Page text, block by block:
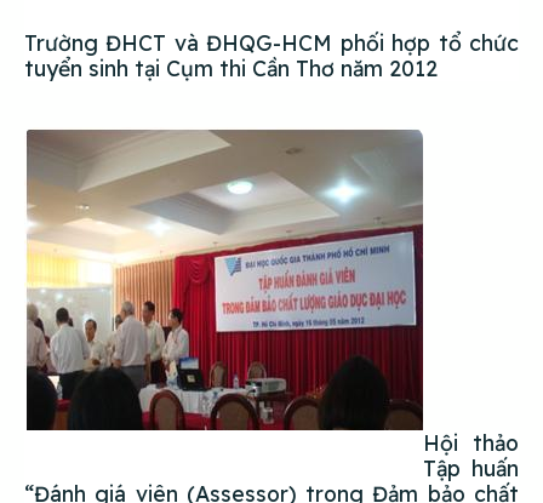
Trường ĐHCT và ĐHQG-HCM phối hợp tổ chức
tuyển sinh tại Cụm thi Cần Thơ năm 2012
Hội thảo
Tập huấn
“Đánh giá viên (Assessor) trong Đảm bảo chất